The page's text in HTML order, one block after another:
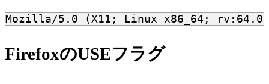
FirefoxのUSEフラグ